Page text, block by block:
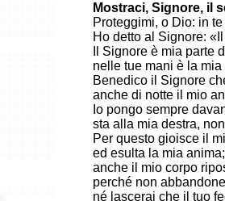
Mostraci, Signore, il
Proteggimi, o Dio: in
Ho detto al Signore:
Il Signore è mia parte
nelle tue mani è la mia
Benedico il Signore
anche di notte il mio
Io pongo sempre
sta alla mia destra,
Per questo gioisce il
ed esulta la mia anima;
anche il mio corpo
perché non
né lascerai che il tuo